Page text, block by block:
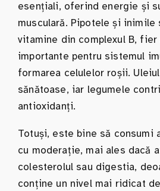
esențiali, oferind energie și
musculară. Pipotele și inimile
vitamine din complexul B,
importante pentru sistemul
formarea celulelor roșii.
sănătoase, iar legumele
antioxidanți.
Totuși, este bine să consumi
cu moderație, mai ales dacă
colesterolul sau digestia,
conține un nivel mai ridicat